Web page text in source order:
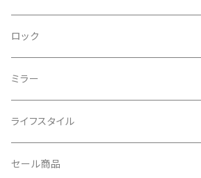
CRANKBROTHERS/クランクブラザーズ
CROSS SECTION/クロスセクション
CLIK/クリック
CUSH CORE/クッシュコア
フレームバッグ
輪行袋
輪行小物
バイクカバー
その他
テールライト
ロック
ミラー
ライフスタイル
キャップ
セール商品